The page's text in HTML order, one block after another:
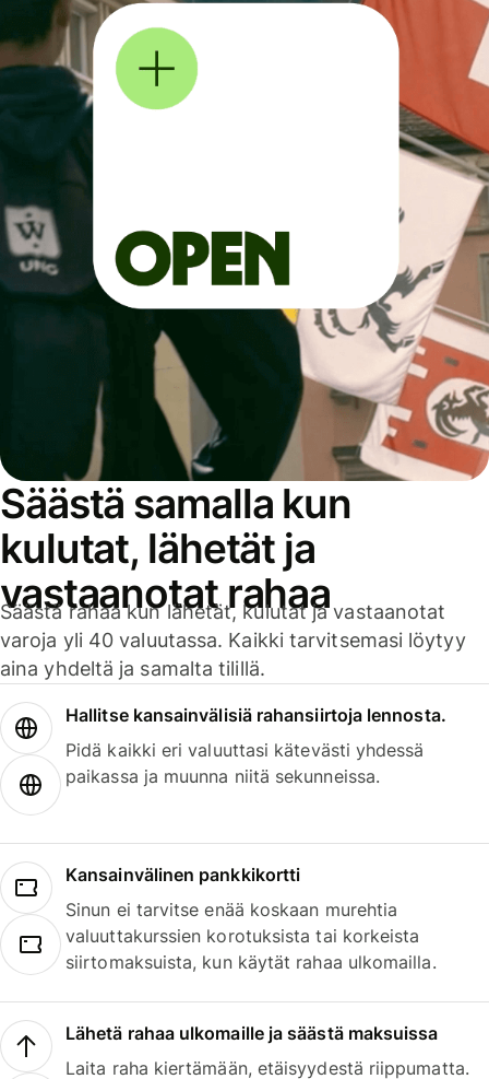
Säästä samalla kun
kulutat, lähetät ja
vastaanotat rahaa
Säästä rahaa kun lähetät, kulutat ja vastaanotat
varoja yli 40 valuutassa. Kaikki tarvitsemasi löytyy
aina yhdeltä ja samalta tilillä.
Hallitse kansainvälisiä rahansiirtoja lennosta.
Pidä kaikki eri valuuttasi kätevästi yhdessä
paikassa ja muunna niitä sekunneissa.
Kansainvälinen pankkikortti
Sinun ei tarvitse enää koskaan murehtia
valuuttakurssien korotuksista tai korkeista
siirtomaksuista, kun käytät rahaa ulkomailla.
Lähetä rahaa ulkomaille ja säästä maksuissa
Laita raha kiertämään, etäisyydestä riippumatta.